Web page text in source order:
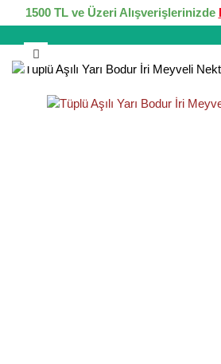
1500 TL ve Üzeri Alışverişlerinizde